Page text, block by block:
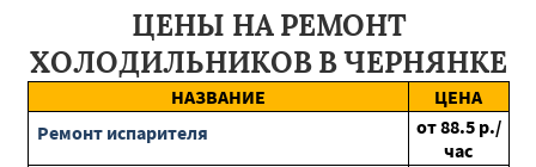
Свободный Архара Серышево
Магдагачи Экимчан Завитинск
Благовещенск Новобурейский Яковлевка Строитель
Чернянка Уразовка Вейделевка Белгород
Грайворон Ивня Валуйки Ровеньки Губкин
Волоконовка
ЦЕНЫ НА РЕМОНТ
ХОЛОДИЛЬНИКОВ В ЧЕРНЯНКЕ
НАЗВАНИЕ
ЦЕНА
Ремонт испарителя
от88.5 р./
час